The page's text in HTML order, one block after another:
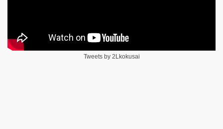
Tweets by 2Lkokusai